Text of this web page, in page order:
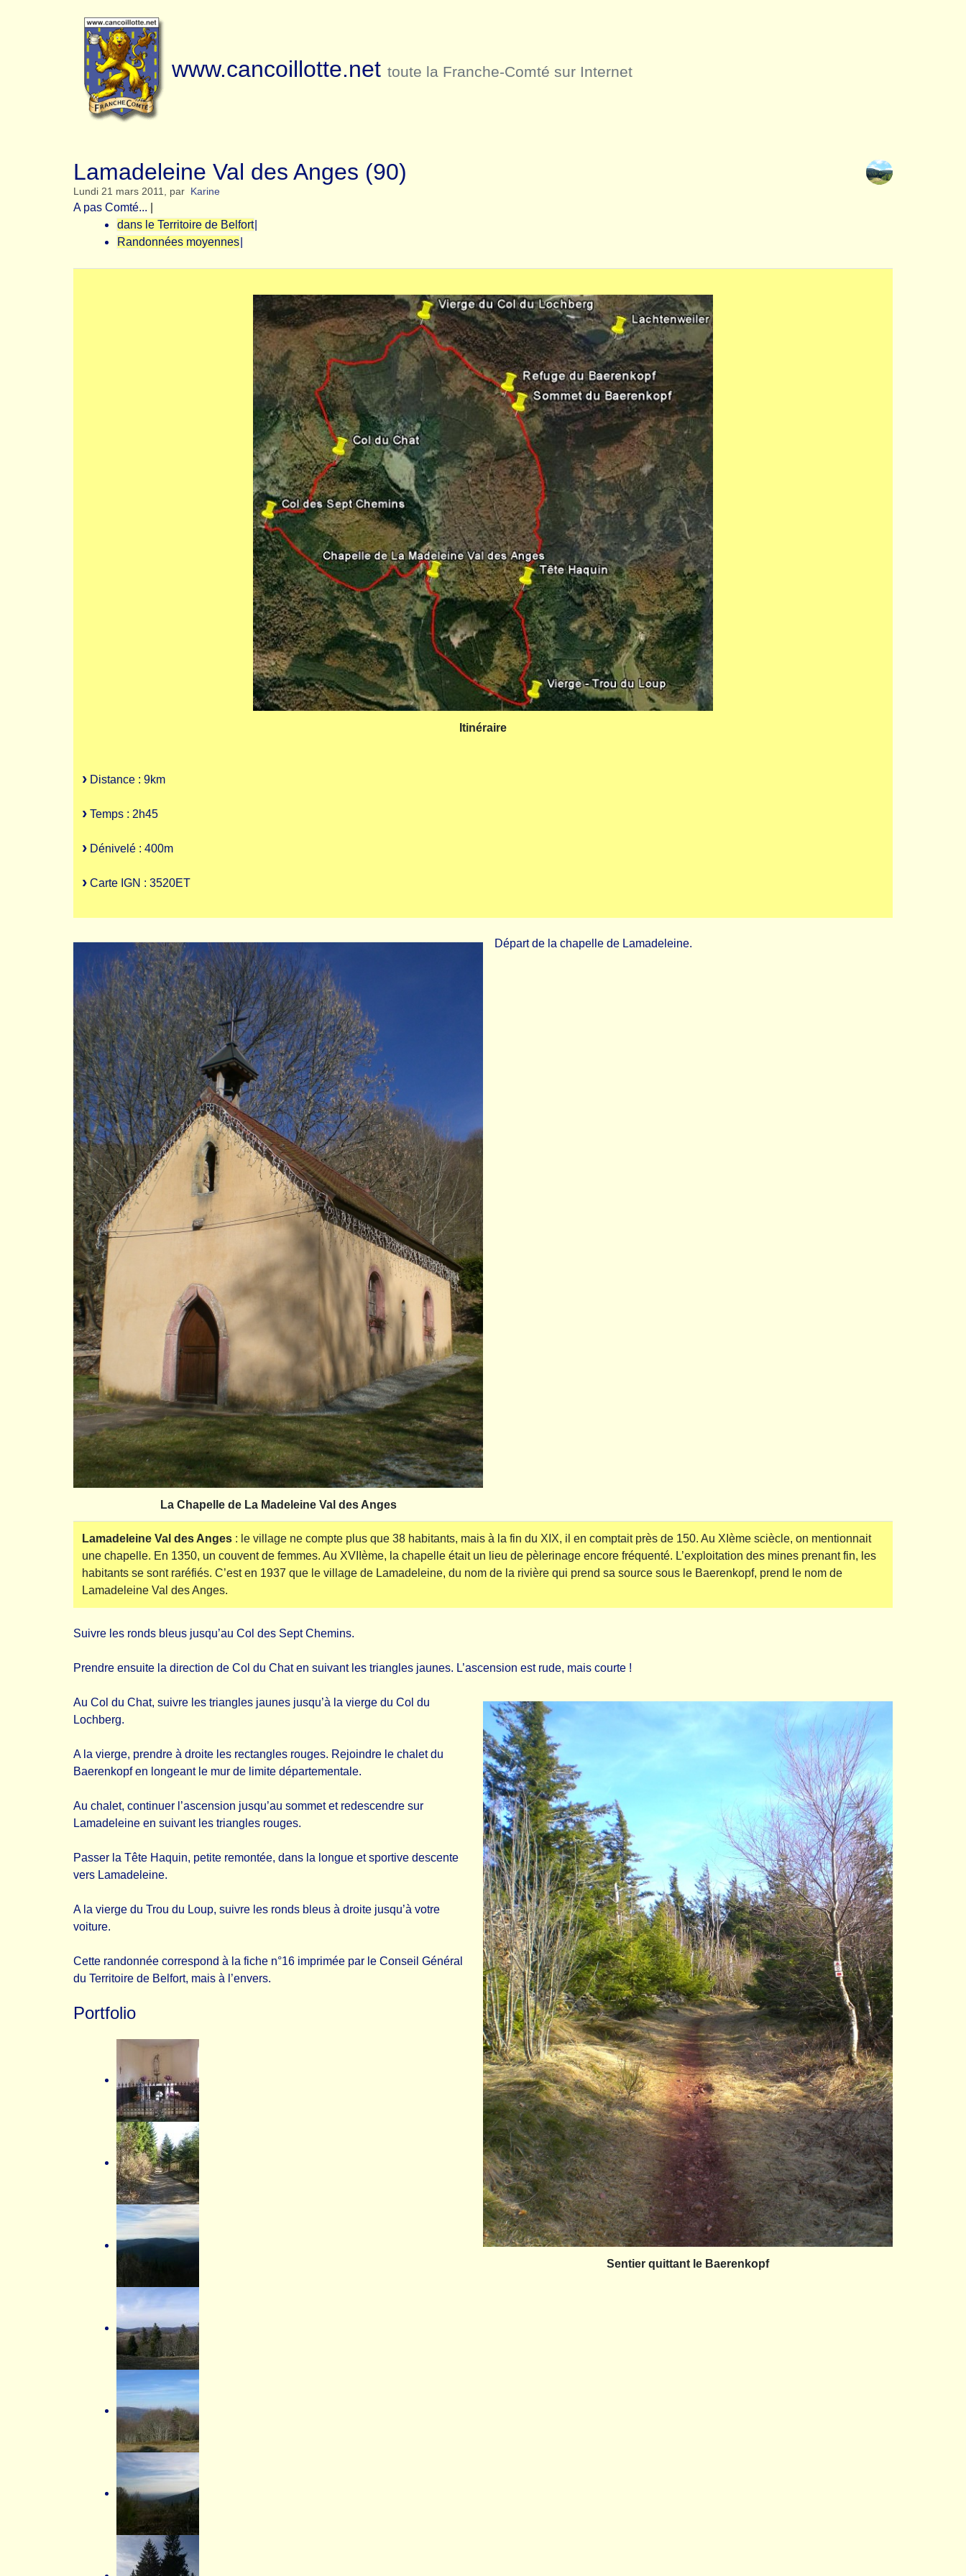
www.cancoillotte.net toute la Franche-Comté sur Internet
Lamadeleine Val des Anges (90)
Lundi 21 mars 2011, par Karine
A pas Comté...
dans le Territoire de Belfort
Randonnées moyennes
Itinéraire
Distance : 9km
Temps : 2h45
Dénivelé : 400m
Carte IGN : 3520ET
La Chapelle de La Madeleine Val des Anges
Départ de la chapelle de Lamadeleine.
Lamadeleine Val des Anges : le village ne compte plus que 38 habitants, mais à la fin du XIX, il en comptait près de 150. Au XIème sciècle, on mentionnait
une chapelle. En 1350, un couvent de femmes. Au XVIIème, la chapelle était un lieu de pèlerinage encore fréquenté. L’exploitation des mines prenant fin, les
habitants se sont raréfiés. C’est en 1937 que le village de Lamadeleine, du nom de la rivière qui prend sa source sous le Baerenkopf, prend le nom de
Lamadeleine Val des Anges.
Suivre les ronds bleus jusqu’au Col des Sept Chemins.
Prendre ensuite la direction de Col du Chat en suivant les triangles jaunes. L’ascension est rude, mais courte !
Sentier quittant le Baerenkopf
Au Col du Chat, suivre les triangles jaunes jusqu’à la vierge du Col du
Lochberg.
A la vierge, prendre à droite les rectangles rouges. Rejoindre le chalet du
Baerenkopf en longeant le mur de limite départementale.
Au chalet, continuer l’ascension jusqu’au sommet et redescendre sur
Lamadeleine en suivant les triangles rouges.
Passer la Tête Haquin, petite remontée, dans la longue et sportive descente
vers Lamadeleine.
A la vierge du Trou du Loup, suivre les ronds bleus à droite jusqu’à votre
voiture.
Cette randonnée correspond à la fiche n°16 imprimée par le Conseil Général
du Territoire de Belfort, mais à l’envers.
Portfolio